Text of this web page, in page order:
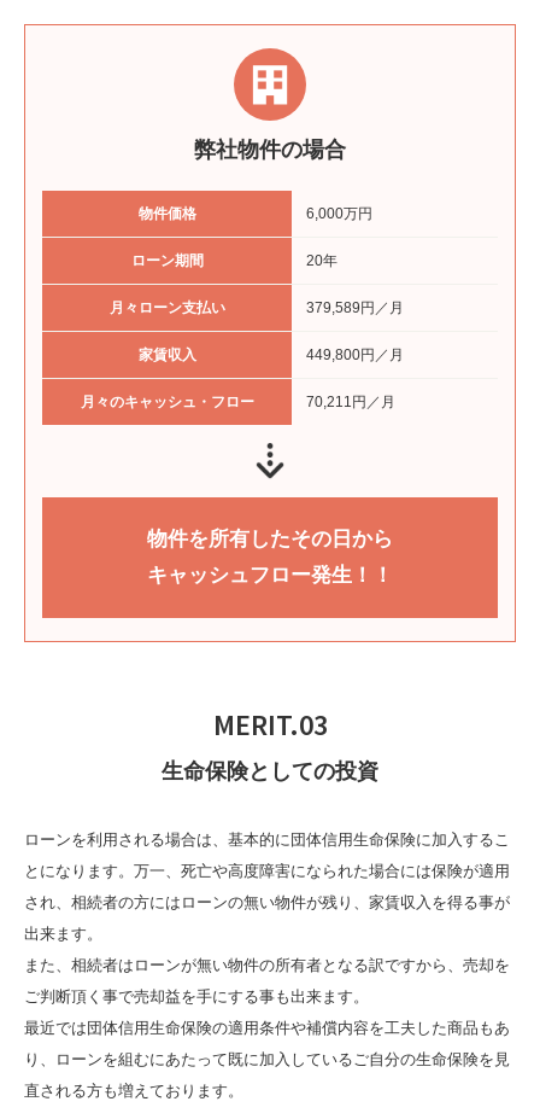
弊社物件の場合
物件価格 6,000万円
ローン期間 20年
月々ローン支払い 379,589円／月
家賃収入 449,800円／月
月々のキャッシュ・フロー 70,211円／月
物件を所有したその日から
キャッシュフロー発生！！
MERIT.03
生命保険としての投資
ローンを利用される場合は、基本的に団体信用生命保険に加入するこ
とになります。万一、死亡や高度障害になられた場合には保険が適用
され、相続者の方にはローンの無い物件が残り、家賃収入を得る事が
出来ます。
また、相続者はローンが無い物件の所有者となる訳ですから、売却を
ご判断頂く事で売却益を手にする事も出来ます。
最近では団体信用生命保険の適用条件や補償内容を工夫した商品もあ
り、ローンを組むにあたって既に加入しているご自分の生命保険を見
直される方も増えております。